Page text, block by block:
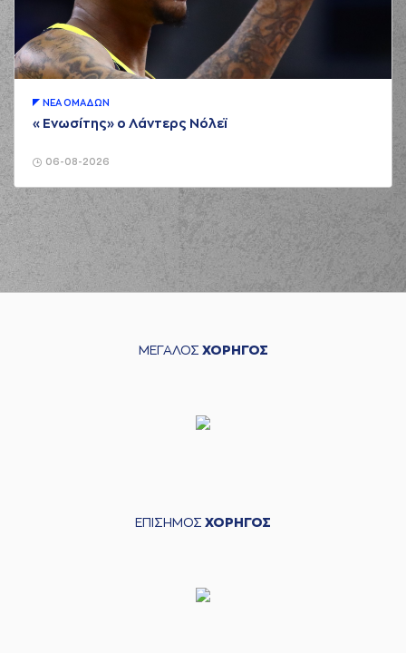
06-08-2026
ΝΕA ΟΜAΔΩΝ
«Ενωσίτης» ο Λάντερς Νόλεϊ
ΜΕΓΑΛΟΣ ΧΟΡΗΓΟΣ
ΕΠΙΣΗΜΟΣ ΧΟΡΗΓΟΣ